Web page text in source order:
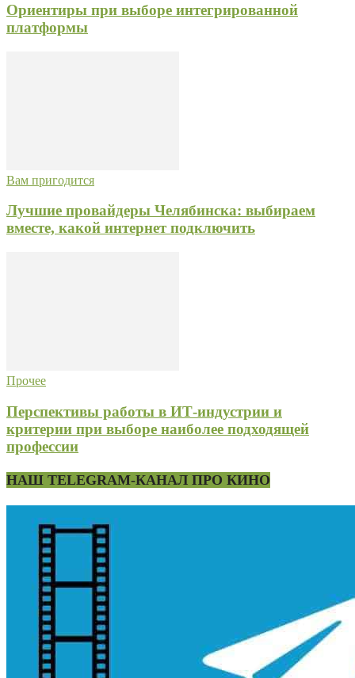
Ориентиры при выборе интегрированной
платформы
Вам пригодится
Лучшие провайдеры Челябинска: выбираем
вместе, какой интернет подключить
Прочее
Перспективы работы в ИТ-индустрии и
критерии при выборе наиболее подходящей
профессии
НАШ TELEGRAM-КАНАЛ ПРО КИНО